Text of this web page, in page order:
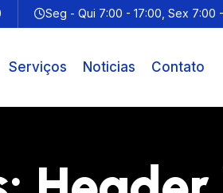
Seg - Qui 7:00 - 17:00, Sex 7:00
Serviços Noticias Contato